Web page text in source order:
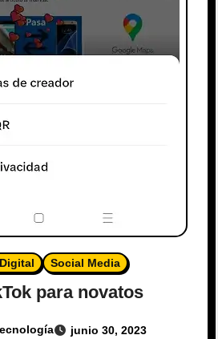
Social Media
para novatos
junio 30, 2023